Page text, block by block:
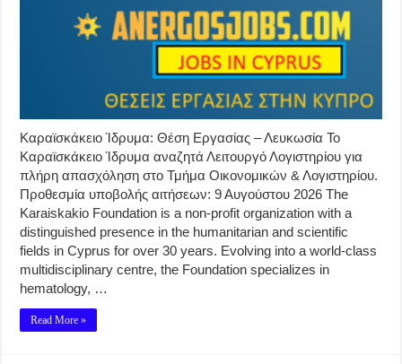
Καραϊσκάκειο Ίδρυμα: Θέση Εργασίας – Λευκωσία Το
Καραϊσκάκειο Ίδρυμα αναζητά Λειτουργό Λογιστηρίου για
πλήρη απασχόληση στο Τμήμα Οικονομικών & Λογιστηρίου.
Προθεσμία υποβολής αιτήσεων: 9 Αυγούστου 2026 The
Karaiskakio Foundation is a non-profit organization with a
distinguished presence in the humanitarian and scientific
fields in Cyprus for over 30 years. Evolving into a world-class
multidisciplinary centre, the Foundation specializes in
hematology, …
Read More »